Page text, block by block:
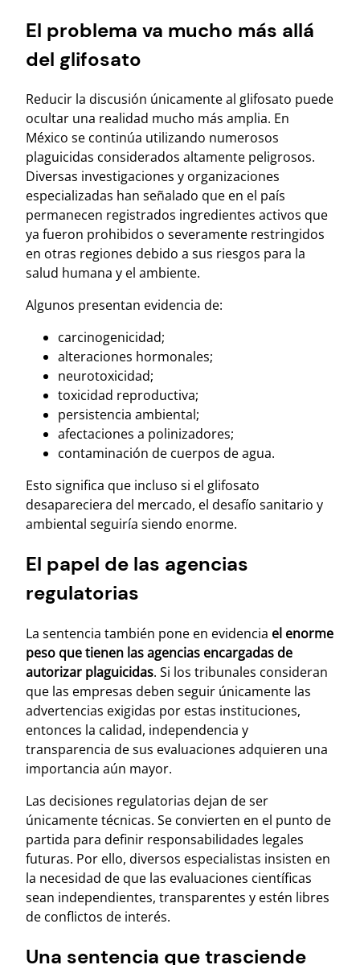
El problema va mucho más allá
del glifosato
Reducir la discusión únicamente al glifosato puede
ocultar una realidad mucho más amplia. En
México se continúa utilizando numerosos
plaguicidas considerados altamente peligrosos.
Diversas investigaciones y organizaciones
especializadas han señalado que en el país
permanecen registrados ingredientes activos que
ya fueron prohibidos o severamente restringidos
en otras regiones debido a sus riesgos para la
salud humana y el ambiente.
Algunos presentan evidencia de:
carcinogenicidad;
alteraciones hormonales;
neurotoxicidad;
toxicidad reproductiva;
persistencia ambiental;
afectaciones a polinizadores;
contaminación de cuerpos de agua.
Esto significa que incluso si el glifosato
desapareciera del mercado, el desafío sanitario y
ambiental seguiría siendo enorme.
El papel de las agencias
regulatorias
La sentencia también pone en evidencia el enorme
peso que tienen las agencias encargadas de
autorizar plaguicidas. Si los tribunales consideran
que las empresas deben seguir únicamente las
advertencias exigidas por estas instituciones,
entonces la calidad, independencia y
transparencia de sus evaluaciones adquieren una
importancia aún mayor.
Las decisiones regulatorias dejan de ser
únicamente técnicas. Se convierten en el punto de
partida para definir responsabilidades legales
futuras. Por ello, diversos especialistas insisten en
la necesidad de que las evaluaciones científicas
sean independientes, transparentes y estén libres
de conflictos de interés.
Una sentencia que trasciende